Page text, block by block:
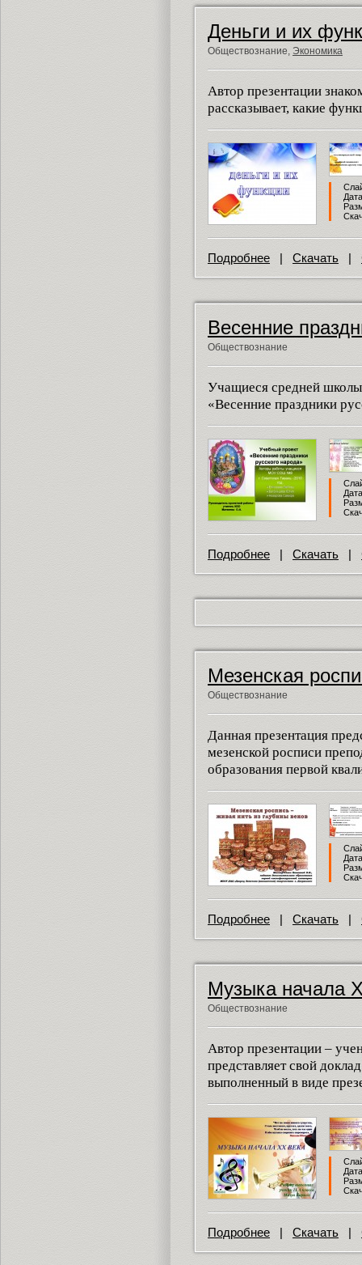
Деньги и их
Обществознание, Экономика
Автор презентации
рассказывает, какие
Подробнее | Скачать |
Весенние
Обществознание
Учащиеся средней
«Весенние праздники
Подробнее | Скачать |
Мезенская
Обществознание
Данная презентация
мезенской росписи
образования первой
Подробнее | Скачать |
Музыка начала
Обществознание
Автор презентации –
представляет свой
выполненный в виде
Подробнее | Скачать |